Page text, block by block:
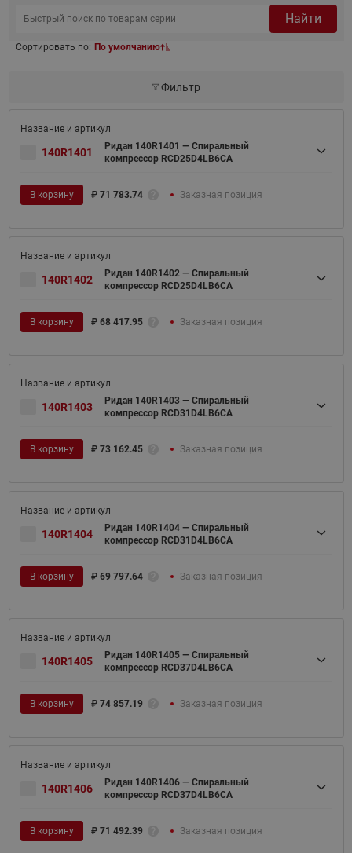
Найти
Сортировать по: По умолчанию
Фильтр
140R1401
Ридан 140R1401 — Спиральный
компрессор RCD25D4LB6CA
В корзину ₽ 71 783.74 Заказная позиция
140R1402
Ридан 140R1402 — Спиральный
компрессор RCD25D4LB6CA
В корзину ₽ 68 417.95 Заказная позиция
140R1403
Ридан 140R1403 — Спиральный
компрессор RCD31D4LB6CA
В корзину ₽ 73 162.45 Заказная позиция
140R1404
Ридан 140R1404 — Спиральный
компрессор RCD31D4LB6CA
В корзину ₽ 69 797.64 Заказная позиция
140R1405
Ридан 140R1405 — Спиральный
компрессор RCD37D4LB6CA
В корзину ₽ 74 857.19 Заказная позиция
140R1406
Ридан 140R1406 — Спиральный
компрессор RCD37D4LB6CA
В корзину ₽ 71 492.39 Заказная позиция